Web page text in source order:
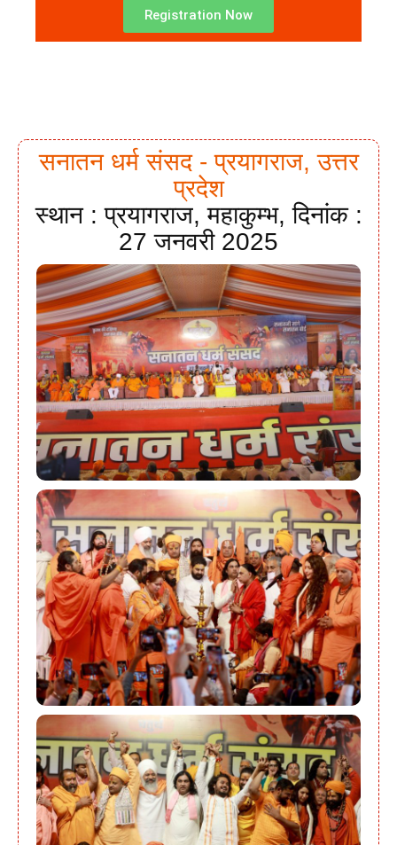
Registration Now
सनातन धर्म संसद - प्रयागराज, उत्तर
प्रदेश
स्थान : प्रयागराज, महाकुम्भ, दिनांक :
27 जनवरी 2025